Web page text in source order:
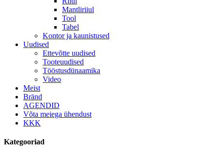
Mantliriiul
Tool
Tabel
Kontor ja kaunistused
Uudised
Ettevõtte uudised
Tooteuudised
Tööstusdünaamika
Video
Meist
Bränd
AGENDID
Võta meiega ühendust
KKK
Kategooriad